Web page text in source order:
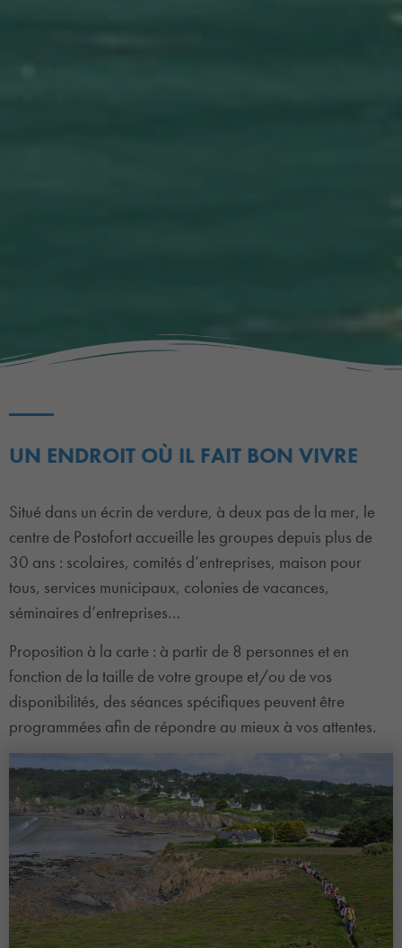
UN ENDROIT OÙ IL FAIT BON VIVRE
Situé dans un écrin de verdure, à deux pas de la mer, le
centre de Postofort accueille les groupes depuis plus de
30 ans : scolaires, comités d’entreprises, maison pour
tous, services municipaux, colonies de vacances,
séminaires d’entreprises…
Proposition à la carte : à partir de 8 personnes et en
fonction de la taille de votre groupe et/ou de vos
disponibilités, des séances spécifiques peuvent être
programmées afin de répondre au mieux à vos attentes.